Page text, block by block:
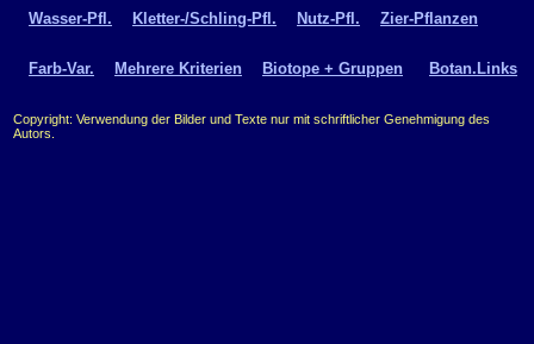
Wasser-Pfl. Kletter-/Schling-Pfl. Nutz-Pfl. Zier-Pflanzen
Farb-Var. Mehrere Kriterien Biotope + Gruppen Botan.Links
Copyright: Verwendung der Bilder und Texte nur mit schriftlicher Genehmigung des
Autors.